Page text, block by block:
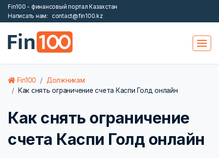
Fin100 - финансовый портал Казахстан
Написать нам:
contact@fin100.kz
Fin100
Должникам
Как снять ограничение счета Каспи Голд онлайн
Как снять ограничение
счета Каспи Голд онлайн